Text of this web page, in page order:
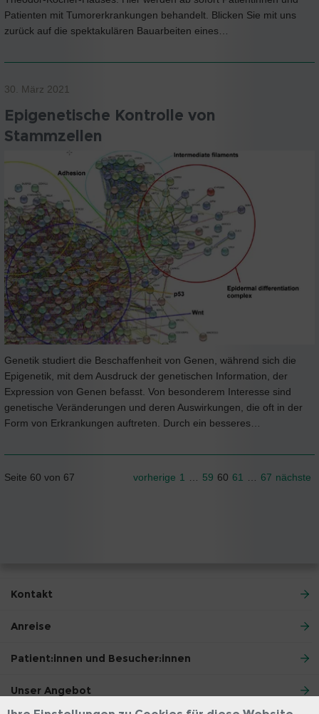
Patienten mit Tumorerkrankungen behandelt. Blicken Sie mit uns
zurück auf die spektakulären Bauarbeiten eines…
30. März 2021
Epigenetische Kontrolle von
Stammzellen
Genetik studiert die Beschaffenheit von Genen, während sich die
Epigenetik, mit dem Ausdruck der genetischen Information, der
Expression von Genen befasst. Von besonderem Interesse sind
genetische Veränderungen und deren Auswirkungen, die oft in der
Form von Erkrankungen auftreten. Durch ein besseres…
Seite 60 von 67 vorherige 1 … 59 60 61 … 67 nächste
Kontakt
Anreise
Patient:innen und Besucher:innen
Unser Angebot